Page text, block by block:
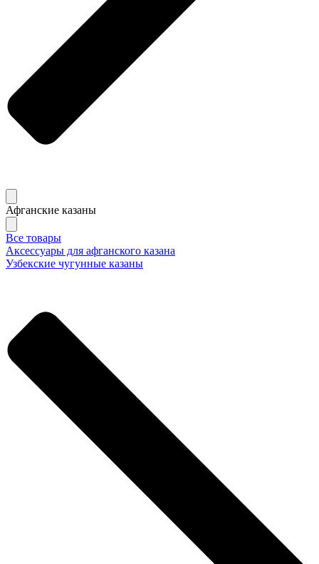
Афганские казаны
Все товары
Аксессуары для афганского казана
Узбекские чугунные казаны